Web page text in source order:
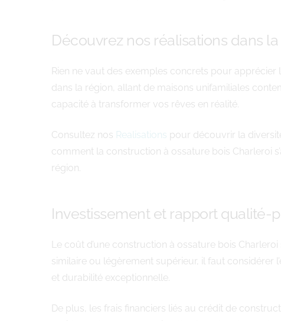
Découvrez nos réalisations dans
Rien ne vaut des exemples concrets pour
dans la région, allant de maisons unifamiliales
capacité à transformer vos rêves en réalité.
Consultez nos Realisations pour découvrir la
comment la construction à ossature bois Charleroi
région.
Investissement et rapport qualité-
Le coût d’une construction à ossature bois
similaire ou légèrement supérieur, il faut considérer
et durabilité exceptionnelle.
De plus, les frais financiers liés au crédit de